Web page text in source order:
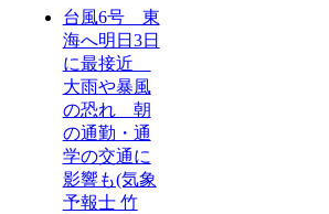
台風6号 東
海へ明日3日
に最接近
大雨や暴風
の恐れ 朝
の通勤・通
学の交通に
影響も(気象
予報士 竹